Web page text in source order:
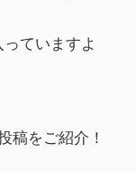
ていますよ
稿をご紹介！